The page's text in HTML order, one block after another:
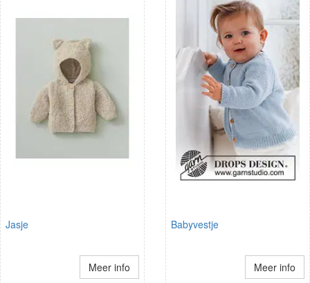
Jasje
Meer info
Babyvestje
Meer info